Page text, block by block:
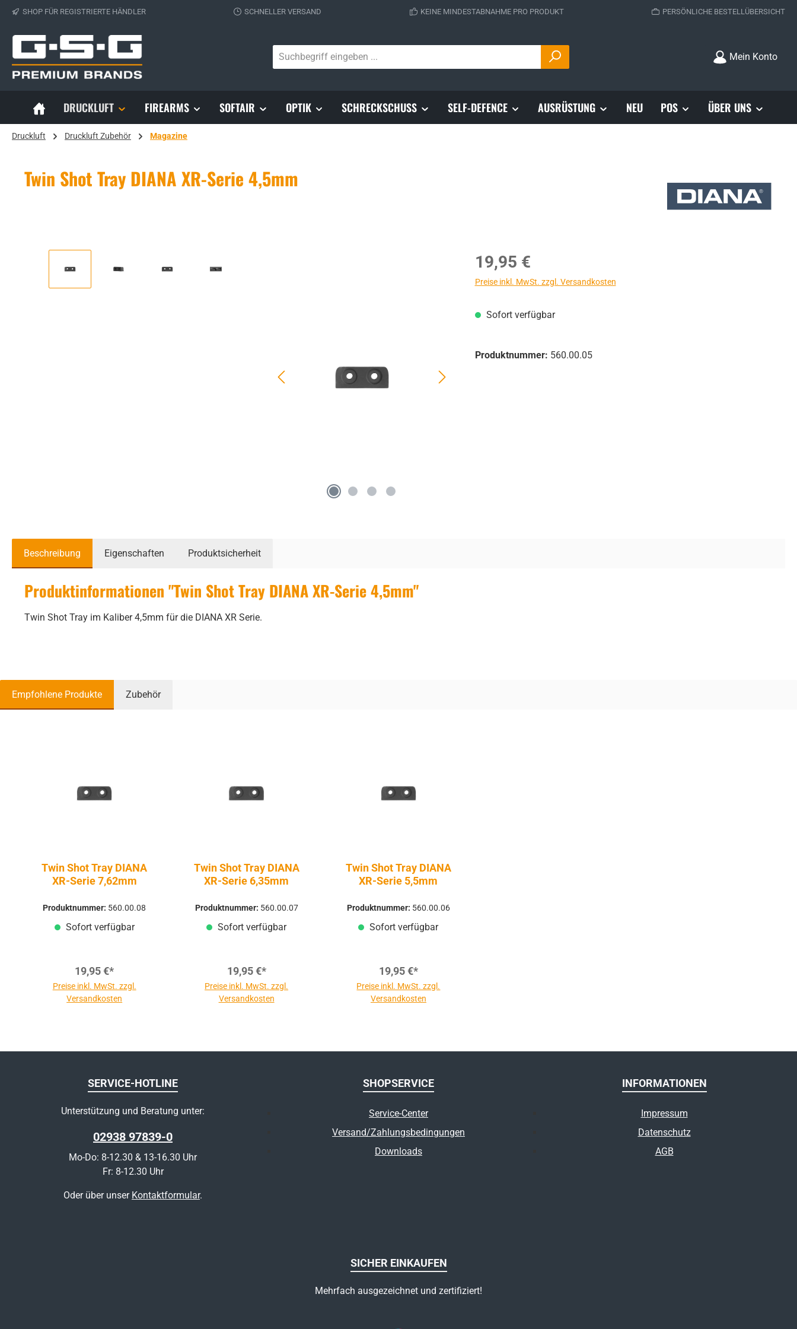
Hauptinhalt springen
Zur Suche springen
Zur Hauptnavigation springen
SHOP FÜR REGISTRIERTE HÄNDLER SCHNELLER VERSAND KEINE MINDESTABNAHME PRO PRODUKT PERSÖNLICHE BESTELLÜBERSICHT
Mein Konto
DRUCKLUFT FIREARMS SOFTAIR OPTIK SCHRECKSCHUSS SELF-DEFENCE AUSRÜSTUNG NEU POS ÜBER UNS
Druckluft Druckluft Zubehör Magazine
Twin Shot Tray DIANA XR-Serie 4,5mm
Regulärer Preis:
19,95 €
Preise inkl. MwSt. zzgl. Versandkosten
Sofort verfügbar
Produktnummer: 560.00.05
Beschreibung Eigenschaften Produktsicherheit
Produktinformationen "Twin Shot Tray DIANA XR-Serie 4,5mm"
Twin Shot Tray im Kaliber 4,5mm für die DIANA XR Serie.
Empfohlene Produkte Zubehör
Twin Shot Tray DIANA
XR-Serie 7,62mm
Produktnummer: 560.00.08
Sofort verfügbar
19,95 €*
Preise inkl. MwSt. zzgl.
Versandkosten
Twin Shot Tray DIANA
XR-Serie 6,35mm
Produktnummer: 560.00.07
Sofort verfügbar
19,95 €*
Preise inkl. MwSt. zzgl.
Versandkosten
Twin Shot Tray DIANA
XR-Serie 5,5mm
Produktnummer: 560.00.06
Sofort verfügbar
19,95 €*
Preise inkl. MwSt. zzgl.
Versandkosten
SERVICE-HOTLINE
Unterstützung und Beratung unter:
02938 97839-0
Mo-Do: 8-12.30 & 13-16.30 Uhr
Fr: 8-12.30 Uhr
Oder über unser Kontaktformular.
SHOPSERVICE
Service-Center
Versand/Zahlungsbedingungen
Downloads
INFORMATIONEN
Impressum
Datenschutz
AGB
SICHER EINKAUFEN
Mehrfach ausgezeichnet und zertifiziert!